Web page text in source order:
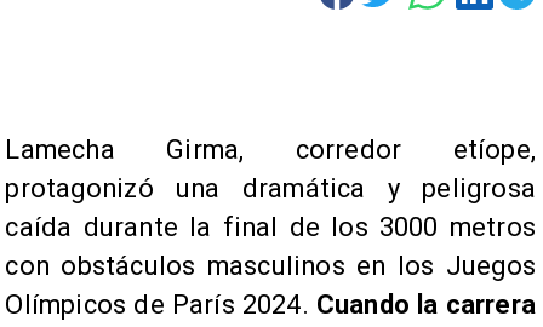
Lamecha Girma, corredor etíope,
protagonizó una dramática y peligrosa
caída durante la final de los 3000 metros
con obstáculos masculinos en los Juegos
Olímpicos de París 2024. Cuando la carrera